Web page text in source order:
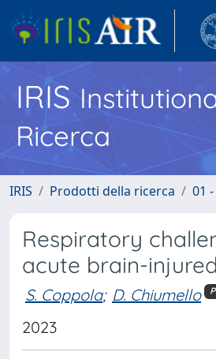
IRIS
Ricerca
IRIS Prodotti della ricerca 01
Respiratory
acute brain-
S. Coppola; D. Chiumello
2023